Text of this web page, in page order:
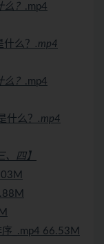
？ .mp4
么？ .mp4
？ .mp4
什么？ .mp4
四】
_.mp4 66.53M